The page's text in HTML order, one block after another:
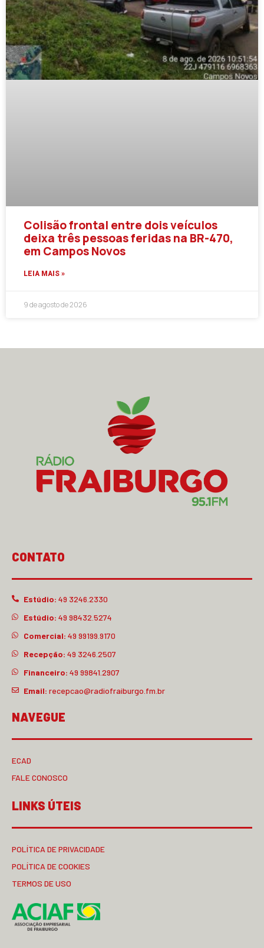
Colisão frontal entre dois veículos
deixa três pessoas feridas na BR-470,
em Campos Novos
LEIA MAIS »
9 de agosto de 2026
CONTATO
Estúdio: 49 3246.2330
Estúdio: 49 98432.5274
Comercial: 49 99199.9170
Recepção: 49 3246.2507
Financeiro: 49 99841.2907
Email: recepcao@radiofraiburgo.fm.br
NAVEGUE
ECAD
FALE CONOSCO
LINKS ÚTEIS
POLÍTICA DE PRIVACIDADE
POLÍTICA DE COOKIES
TERMOS DE USO